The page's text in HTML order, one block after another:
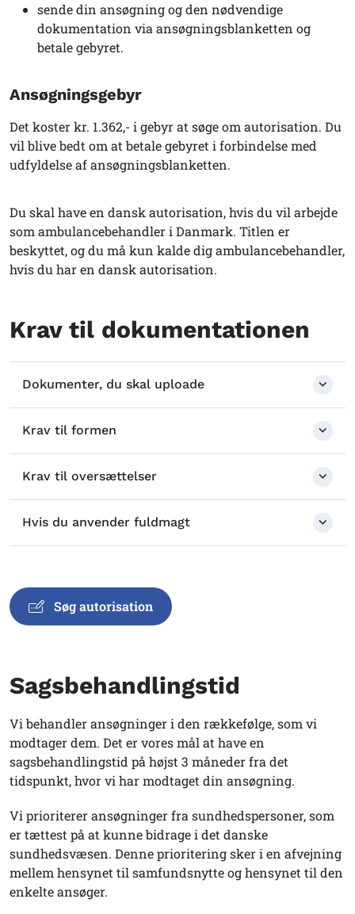
sende din ansøgning og den nødvendige
dokumentation via ansøgningsblanketten og
betale gebyret.
Ansøgningsgebyr
Det koster kr. 1.362,- i gebyr at søge om autorisation. Du
vil blive bedt om at betale gebyret i forbindelse med
udfyldelse af ansøgningsblanketten.
Du skal have en dansk autorisation, hvis du vil arbejde
som ambulancebehandler i Danmark. Titlen er
beskyttet, og du må kun kalde dig ambulancebehandler,
hvis du har en dansk autorisation.
Krav til dokumentationen
Dokumenter, du skal uploade
Krav til formen
Krav til oversættelser
Hvis du anvender fuldmagt
Søg autorisation
Sagsbehandlingstid
Vi behandler ansøgninger i den rækkefølge, som vi
modtager dem. Det er vores mål at have en
sagsbehandlingstid på højst 3 måneder fra det
tidspunkt, hvor vi har modtaget din ansøgning.
Vi prioriterer ansøgninger fra sundhedspersoner, som
er tættest på at kunne bidrage i det danske
sundhedsvæsen. Denne prioritering sker i en afvejning
mellem hensynet til samfundsnytte og hensynet til den
enkelte ansøger.